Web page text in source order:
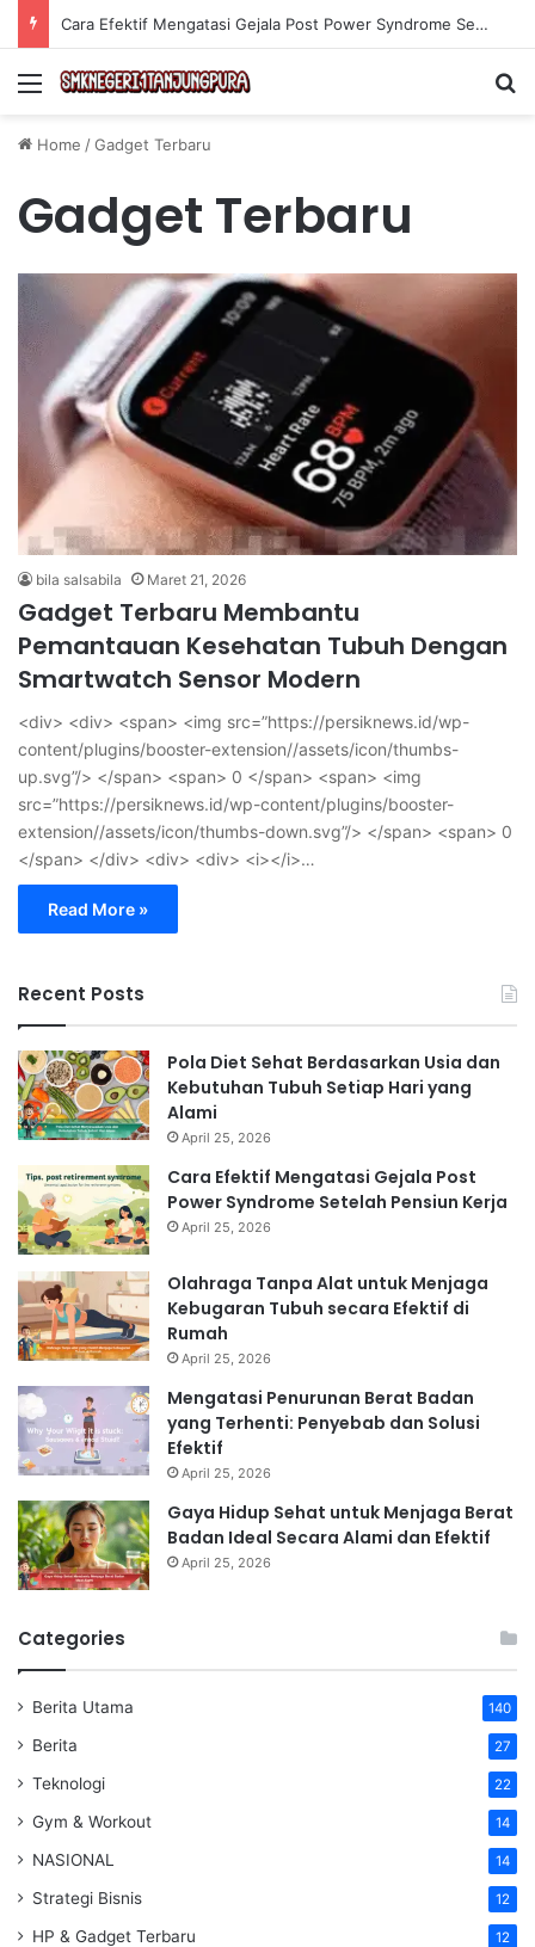
Cara Efektif Mengatasi Gejala Post Power Syndrome Setelah Pensiun Kerja
Menu
Home /Gadget Terbaru
Gadget Terbaru
bila salsabila Maret 21, 2026
Gadget Terbaru Membantu
Pemantauan Kesehatan Tubuh Dengan
Smartwatch Sensor Modern
<div> <div> <span> <img src=”https://persiknews.id/wp-
content/plugins/booster-extension//assets/icon/thumbs-
up.svg”/> </span> <span> 0 </span> <span> <img
src=”https://persiknews.id/wp-content/plugins/booster-
extension//assets/icon/thumbs-down.svg”/> </span> <span> 0
</span> </div> <div> <div> <i></i>…
Read More »
Recent Posts
Pola Diet Sehat Berdasarkan Usia dan
Kebutuhan Tubuh Setiap Hari yang
Alami
April 25, 2026
Cara Efektif Mengatasi Gejala Post
Power Syndrome Setelah Pensiun Kerja
April 25, 2026
Olahraga Tanpa Alat untuk Menjaga
Kebugaran Tubuh secara Efektif di
Rumah
April 25, 2026
Mengatasi Penurunan Berat Badan
yang Terhenti: Penyebab dan Solusi
Efektif
April 25, 2026
Gaya Hidup Sehat untuk Menjaga Berat
Badan Ideal Secara Alami dan Efektif
April 25, 2026
Categories
Berita Utama 140
Berita 27
Teknologi 22
Gym & Workout 14
NASIONAL 14
Strategi Bisnis 12
HP & Gadget Terbaru 12